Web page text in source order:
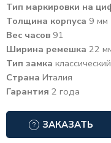
Тип маркировки на
Толщина корпуса 9 мм
Вес часов 91
Ширина ремешка 22
Тип замка классический
Страна Италия
Гарантия 2 года
ЗАКАЗАТЬ